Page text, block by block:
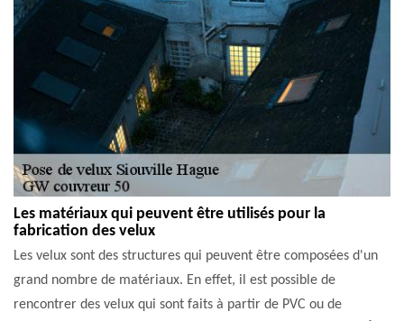
Les matériaux qui peuvent être utilisés pour la
fabrication des velux
Les velux sont des structures qui peuvent être composées d'un
grand nombre de matériaux. En effet, il est possible de
rencontrer des velux qui sont faits à partir de PVC ou de